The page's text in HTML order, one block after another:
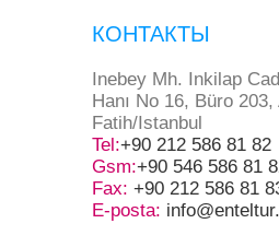
КОНТАКТЫ
Inebey Mh. Inkilap
Hanı No 16, Büro
Fatih/Istanbul
Tel:+90 212 586 81 82
Gsm:+90 546 586 81
Fax: +90 212 586 81
E-posta: